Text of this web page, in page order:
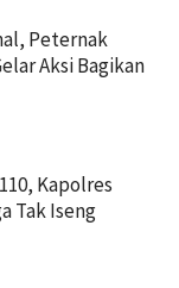
Peternak
Aksi Bagikan
Kapolres
Tak Iseng